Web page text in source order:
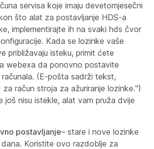
servisa koje imaju devetomjesečni
što alat za postavljanje HDS-a
implementirajte ih na svaki hds čvor
Kada se lozinke vaše
približavaju isteku, primit ćete
webexa da ponovno postavite
(E-pošta sadrži tekst,
račun stroja za ažuriranje lozinke.")
još nisu istekle, alat vam pruža dvije
postavljanje– stare i nove lozinke
Koristite ovo razdoblje za